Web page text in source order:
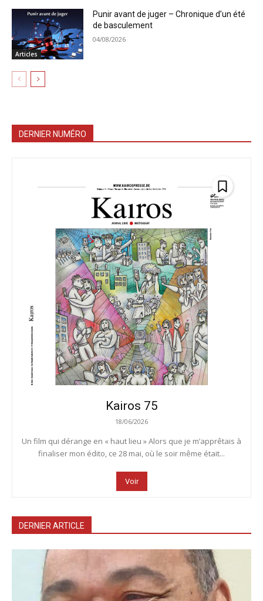
Articles
Punir avant de juger – Chronique d’un été
de basculement
04/08/2026
DERNIER NUMÉRO
Kairos 75
18/06/2026
Un film qui dérange en « haut lieu » Alors que je m’apprêtais à
finaliser mon édito, ce 28 mai, où le soir même était...
Voir
DERNIER ARTICLE